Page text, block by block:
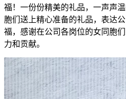
福！一份份精美的礼品，一声声
胞们送上精心准备的礼品，表达
福，感谢在公司各岗位的女同胞
力和贡献。